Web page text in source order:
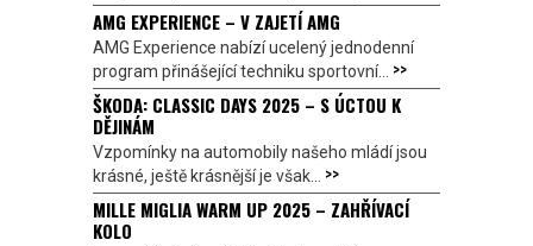
AMG EXPERIENCE – V ZAJETÍ AMG
AMG Experience nabízí ucelený jednodenní
program přinášející techniku sportovní... >>
ŠKODA: CLASSIC DAYS 2025 – S ÚCTOU K
DĚJINÁM
Vzpomínky na automobily našeho mládí jsou
krásné, ještě krásnější je však... >>
MILLE MIGLIA WARM UP 2025 – ZAHŘÍVACÍ
KOLO